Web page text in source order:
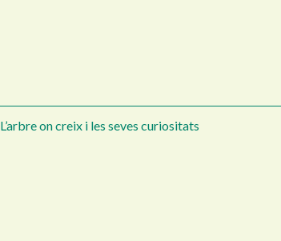
L’arbre on creix i les seves curiositats